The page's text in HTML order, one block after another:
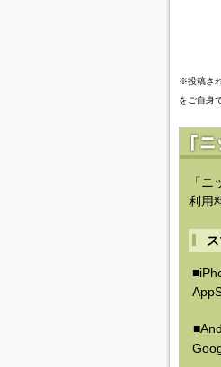
※投稿さ
をご自身
「
利用